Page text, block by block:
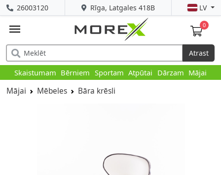
Rīga, Latgales 418B
26003120 LV
0
Atrast
Skaistumam Bērniem Sportam Atpūtai Dārzam Mājai
Mājai Mēbeles Bāra krēsli